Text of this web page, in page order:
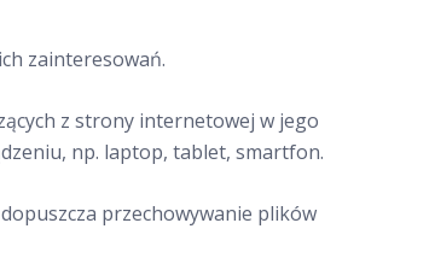
zainteresowań.
z strony internetowej w jego
np. laptop, tablet, smartfon.
przechowywanie plików